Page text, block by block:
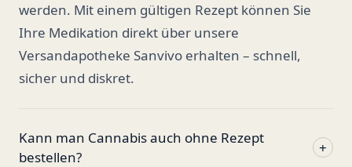
werden. Mit einem gültigen Rezept können Sie
Ihre Medikation direkt über unsere
Versandapotheke Sanvivo erhalten – schnell,
sicher und diskret.
Kann man Cannabis auch ohne Rezept
bestellen?
+